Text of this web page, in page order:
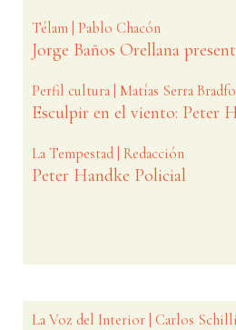
Télam | Pablo Chacón
Jorge Baños Orellana
Perfil cultura | Matías Serra
Esculpir en el viento: Peter
La Tempestad | Redacción
Peter Handke Policial
La Voz del Interior | Carlos